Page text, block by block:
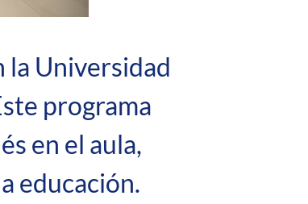
la Universidad
programa
en el aula,
educación.